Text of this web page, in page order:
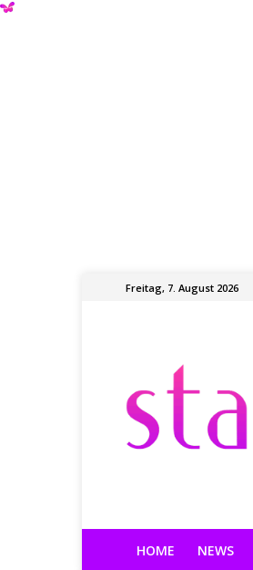
Freitag, 7. August 2026
HOME NEWS